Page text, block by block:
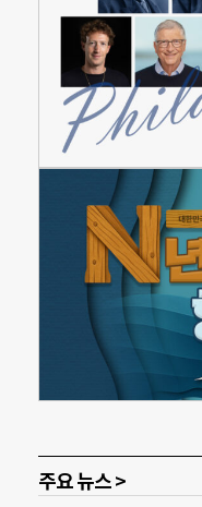
주요 뉴스 >